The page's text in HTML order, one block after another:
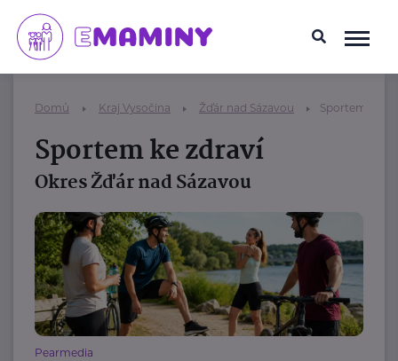
Domů Kraj Vysočina Žďár nad Sázavou Sportem ke
Sportem ke zdraví
Okres Žďár nad Sázavou
Pearmedia